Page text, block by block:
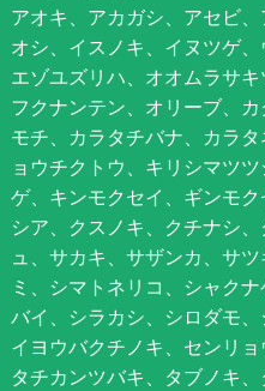
アオキ、アカガシ、アセビ
オシ、イスノキ、イヌツゲ、
エゾユズリハ、オオムラサ
フクナンテン、オリーブ、
モチ、カラタチバナ、カラ
ョウチクトウ、キリシマツ
ゲ、キンモクセイ、ギンモ
シア、クスノキ、クチナシ
ュ、サカキ、サザンカ、サ
ミ、シマトネリコ、シャク
バイ、シラカシ、シロダモ
イヨウバクチノキ、センリョ
タチカンツバキ、タブノキ、